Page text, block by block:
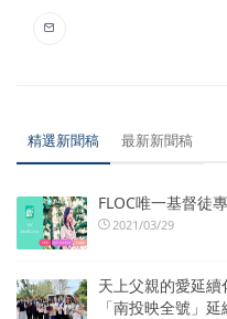
精選新聞稿 最新新聞稿
FLOC唯一基督徒
2021/03/29
天上父親的愛延
「南投映全號」